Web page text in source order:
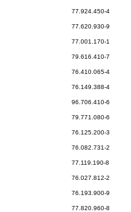
77.924.450-4
77.620.930-9
77.001.170-1
79.616.410-7
76.410.065-4
76.149.388-4
96.706.410-6
79.771.080-6
76.125.200-3
76.082.731-2
77.119.190-8
76.027.812-2
76.193.900-9
77.820.960-8